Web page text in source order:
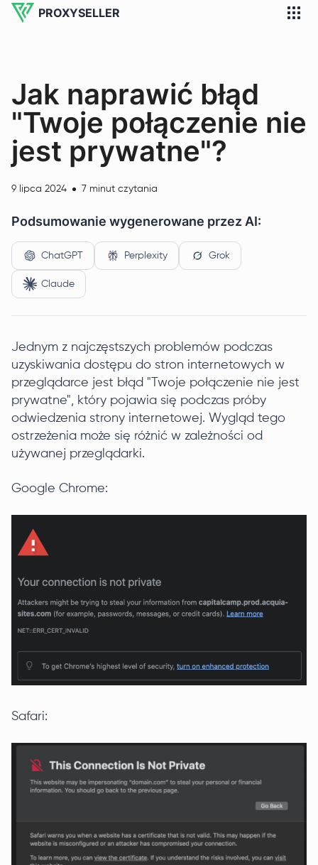
PROXYSELLER
Jak naprawić błąd
"Twoje połączenie nie
jest prywatne"?
9 lipca 2024 7 minut czytania
Podsumowanie wygenerowane przez AI:
ChatGPT Perplexity Grok
Claude
Jednym z najczęstszych problemów podczas
uzyskiwania dostępu do stron internetowych w
przeglądarce jest błąd "Twoje połączenie nie jest
prywatne", który pojawia się podczas próby
odwiedzenia strony internetowej. Wygląd tego
ostrzeżenia może się różnić w zależności od
używanej przeglądarki.
Google Chrome:
Safari: